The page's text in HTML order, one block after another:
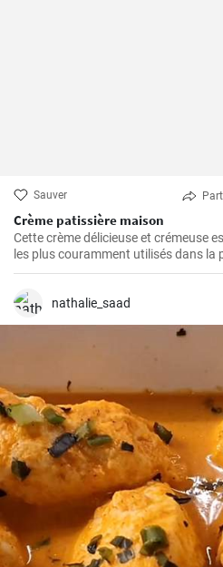
Sauver
Crème patissière maison
Cette crème délicieuse et crémeuse
les plus couramment utilisés dans la
utilisée dans une grande variété de
nathalie_saad